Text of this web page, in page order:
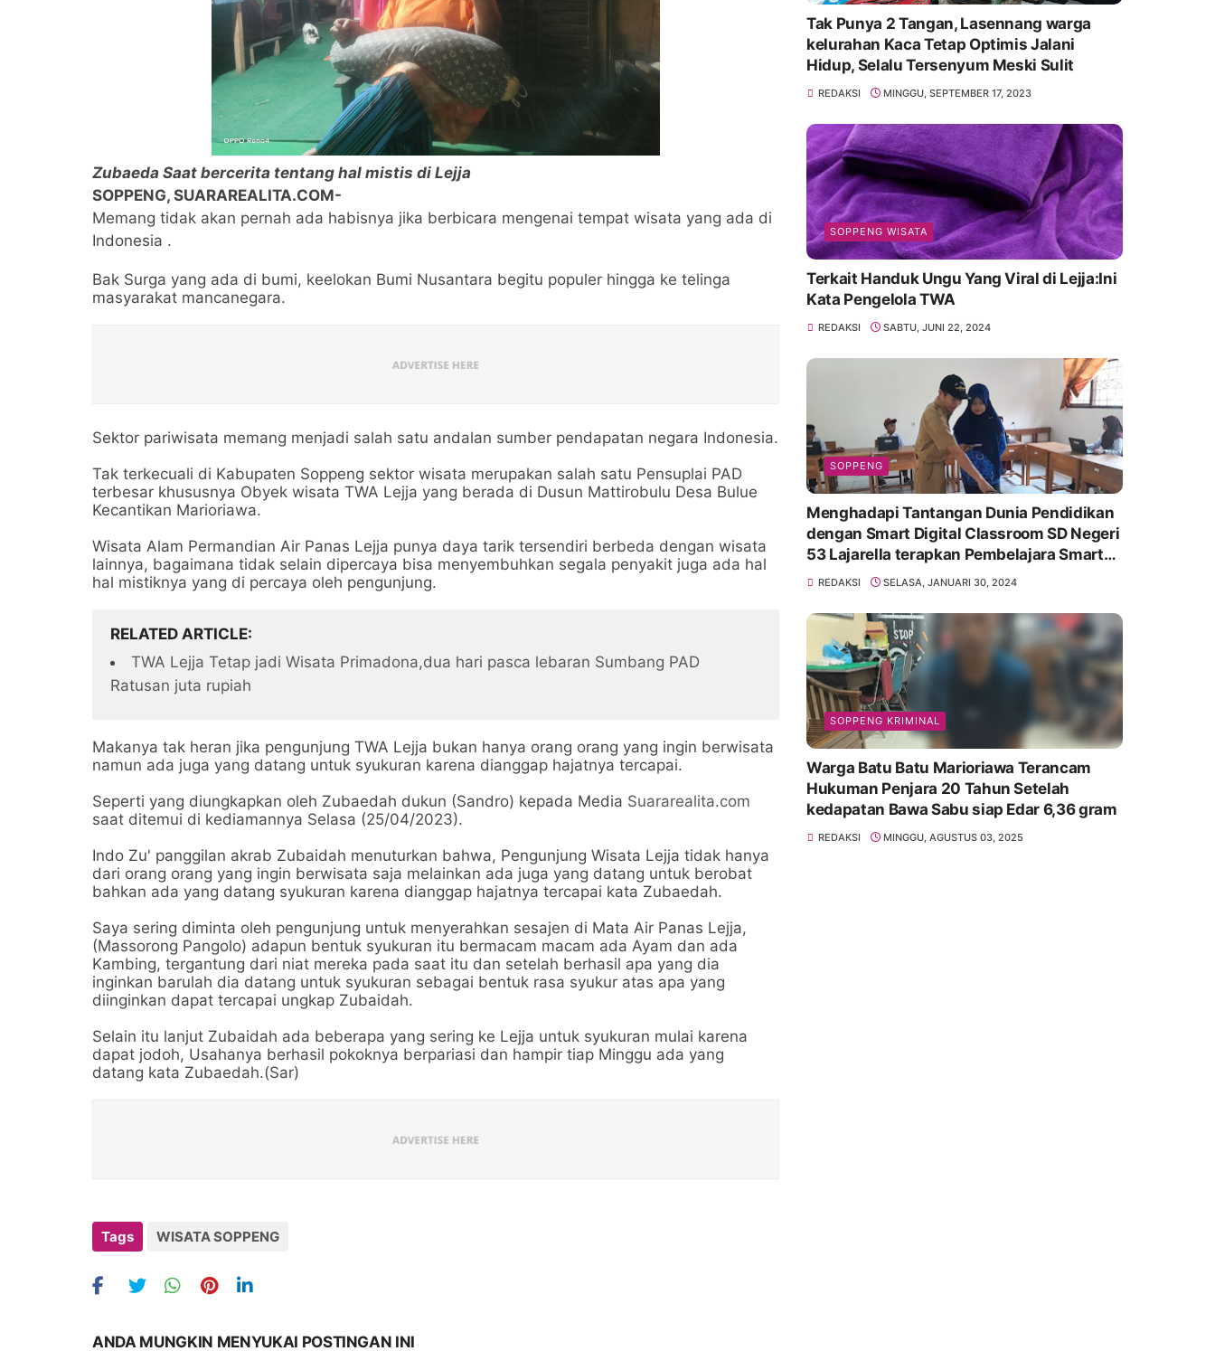
Zubaeda Saat bercerita tentang hal mistis di Lejja
SOPPENG, SUARAREALITA.COM-
Memang tidak akan pernah ada habisnya jika berbicara mengenai tempat wisata yang ada di
Indonesia .
Bak Surga yang ada di bumi, keelokan Bumi Nusantara begitu populer hingga ke telinga
masyarakat mancanegara.
Sektor pariwisata memang menjadi salah satu andalan sumber pendapatan negara Indonesia.
Tak terkecuali di Kabupaten Soppeng sektor wisata merupakan salah satu Pensuplai PAD
terbesar khususnya Obyek wisata TWA Lejja yang berada di Dusun Mattirobulu Desa Bulue
Kecantikan Marioriawa.
Wisata Alam Permandian Air Panas Lejja punya daya tarik tersendiri berbeda dengan wisata
lainnya, bagaimana tidak selain dipercaya bisa menyembuhkan segala penyakit juga ada hal
hal mistiknya yang di percaya oleh pengunjung.
RELATED ARTICLE
TWA Lejja Tetap jadi Wisata Primadona,dua hari pasca lebaran Sumbang PAD
Ratusan juta rupiah
Makanya tak heran jika pengunjung TWA Lejja bukan hanya orang orang yang ingin berwisata
namun ada juga yang datang untuk syukuran karena dianggap hajatnya tercapai.
Seperti yang diungkapkan oleh Zubaedah dukun (Sandro) kepada Media Suararealita.com
saat ditemui di kediamannya Selasa (25/04/2023).
Indo Zu' panggilan akrab Zubaidah menuturkan bahwa, Pengunjung Wisata Lejja tidak hanya
dari orang orang yang ingin berwisata saja melainkan ada juga yang datang untuk berobat
bahkan ada yang datang syukuran karena dianggap hajatnya tercapai kata Zubaedah.
Saya sering diminta oleh pengunjung untuk menyerahkan sesajen di Mata Air Panas Lejja,
(Massorong Pangolo) adapun bentuk syukuran itu bermacam macam ada Ayam dan ada
Kambing, tergantung dari niat mereka pada saat itu dan setelah berhasil apa yang dia
inginkan barulah dia datang untuk syukuran sebagai bentuk rasa syukur atas apa yang
diinginkan dapat tercapai ungkap Zubaidah.
Selain itu lanjut Zubaidah ada beberapa yang sering ke Lejja untuk syukuran mulai karena
dapat jodoh, Usahanya berhasil pokoknya berpariasi dan hampir tiap Minggu ada yang
datang kata Zubaedah.(Sar)
Tags WISATA SOPPENG
ANDA MUNGKIN MENYUKAI POSTINGAN INI
Tak Punya 2 Tangan, Lasennang warga
kelurahan Kaca Tetap Optimis Jalani
Hidup, Selalu Tersenyum Meski Sulit
REDAKSI MINGGU, SEPTEMBER 17, 2023
SOPPENG WISATA
Terkait Handuk Ungu Yang Viral di Lejja:Ini
Kata Pengelola TWA
REDAKSI SABTU, JUNI 22, 2024
SOPPENG
Menghadapi Tantangan Dunia Pendidikan
dengan Smart Digital Classroom SD Negeri
53 Lajarella terapkan Pembelajara Smart
Class Device
REDAKSI SELASA, JANUARI 30, 2024
SOPPENG KRIMINAL
Warga Batu Batu Marioriawa Terancam
Hukuman Penjara 20 Tahun Setelah
kedapatan Bawa Sabu siap Edar 6,36 gram
REDAKSI MINGGU, AGUSTUS 03, 2025